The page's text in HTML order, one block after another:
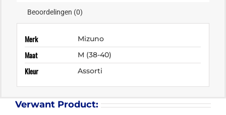
Beoordelingen (0)
Merk Mizuno
Maat M (38-40)
Kleur Assorti
Verwant Product: